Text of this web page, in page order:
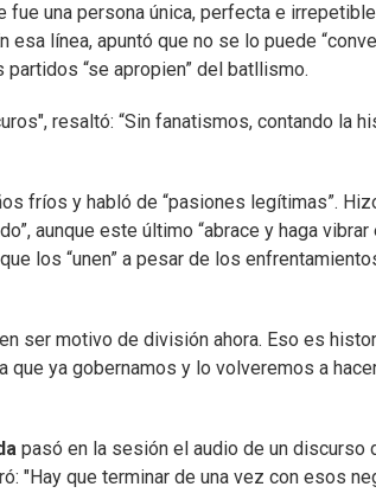
una persona única, perfecta e
esa línea, apuntó que no se lo puede
“se apropien” del batllismo.
resaltó: “Sin fanatismos, contando la
fríos y habló de “pasiones legítimas”.
aunque este último “abrace y haga vibrar
los “unen” a pesar de los
ser motivo de división ahora. Eso es
ya gobernamos y lo volveremos a
pasó en la sesión el audio de un discurso
"Hay que terminar de una vez con esos